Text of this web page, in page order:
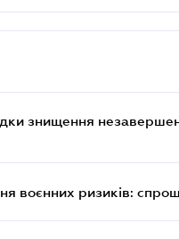
знищення
воєнних ризиків: